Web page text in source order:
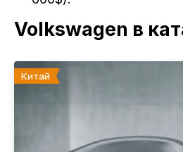
Volkswagen в
Китай